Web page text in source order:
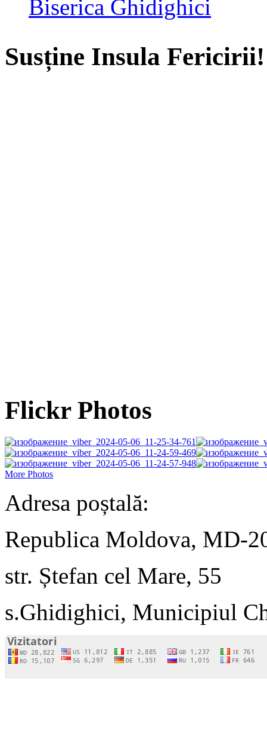
Biserica Ghidighici
Susține Insula Fericirii!
Flickr Photos
More Photos
Adresa poștală:
Republica Moldova, MD-
str. Ștefan cel Mare, 55
s.Ghidighici, Municipiul